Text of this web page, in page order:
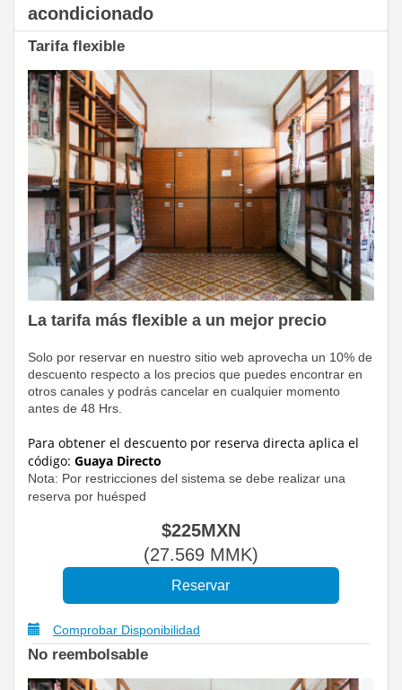
acondicionado
Tarifa flexible
La tarifa más flexible a un mejor precio
Solo por reservar en nuestro sitio web aprovecha un 10% de
descuento respecto a los precios que puedes encontrar en
otros canales y podrás cancelar en cualquier momento
antes de 48 Hrs.
Para obtener el descuento por reserva directa aplica el
código: Guaya Directo
Nota: Por restricciones del sistema se debe realizar una
reserva por huésped
$225MXN
(27.569 MMK)
Comprobar Disponibilidad
No reembolsable